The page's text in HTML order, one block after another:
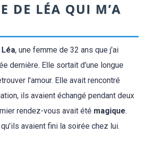
DE LÉA QUI M’A
Léa, une femme de 32 ans que j’ai
dernière. Elle sortait d’une longue
l’amour. Elle avait rencontré
ils avaient échangé pendant deux
rendez-vous avait été magique.
avaient fini la soirée chez lui.